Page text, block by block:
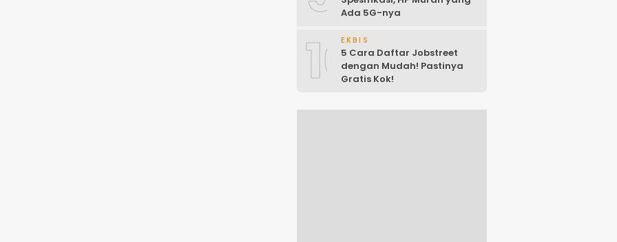
Ada 5G-nya
10EKBIS
5 Cara Daftar Jobstreet
dengan Mudah! Pastinya
Gratis Kok!